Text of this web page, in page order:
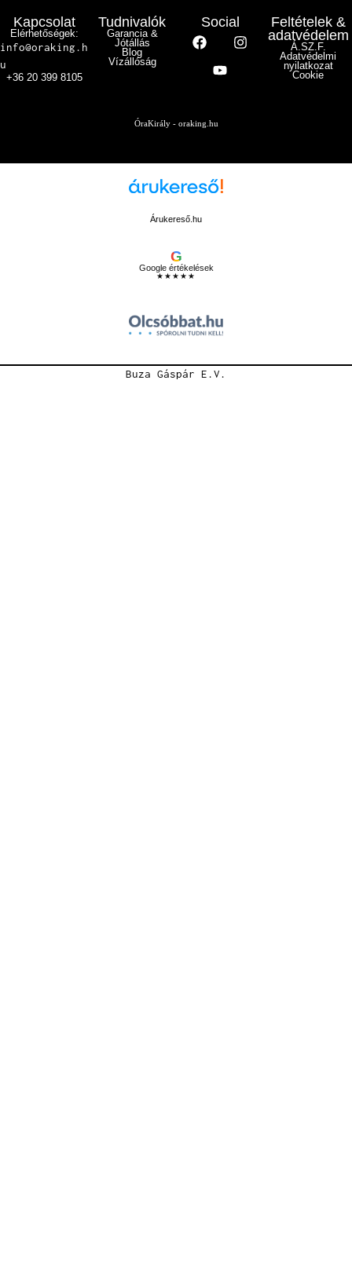
Kapcsolat
Elérhetőségek:
info@oraking.h
u
+36 20 399 8105
Tudnivalók
Garancia &
Jótállás
Blog
Vízállóság
Social
Feltételek &
adatvédelem
Á.SZ.F.
Adatvédelmi
nyilatkozat
Cookie
ÓraKirály - oraking.hu
Árukereső.hu
G
Google értékelések
★★★★★
Buza Gáspár E.V.